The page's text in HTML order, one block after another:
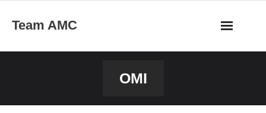
Team AMC
OMI